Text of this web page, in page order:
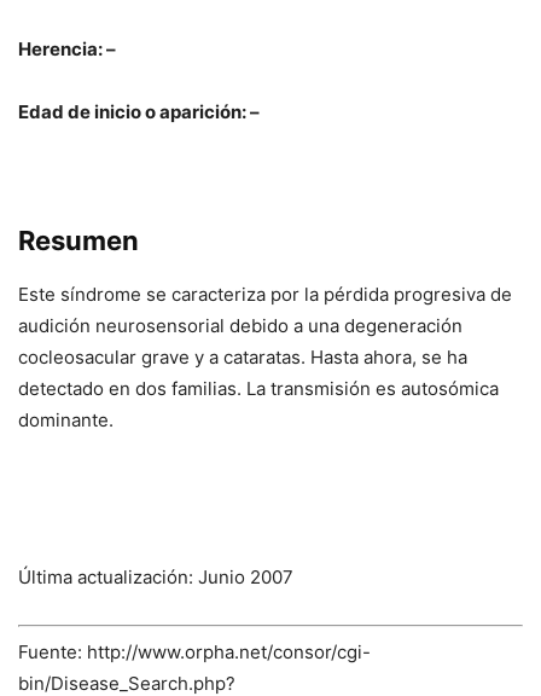
Herencia: –
Edad de inicio o aparición: –
Resumen
Este síndrome se caracteriza por la pérdida progresiva de
audición neurosensorial debido a una degeneración
cocleosacular grave y a cataratas. Hasta ahora, se ha
detectado en dos familias. La transmisión es autosómica
dominante.
Última actualización: Junio 2007
Fuente: http://www.orpha.net/consor/cgi-
bin/Disease_Search.php?